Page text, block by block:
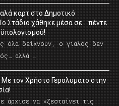
καρτ στο Δημοτικό
Στάδιο χάθηκε μέσα σε… πέντε
όλα δείχνουν, ο γιαλός δεν
αλλά …
τον Χρήστο Γερολυμάτο στην
άρχισε να «ζεσταίνει τις